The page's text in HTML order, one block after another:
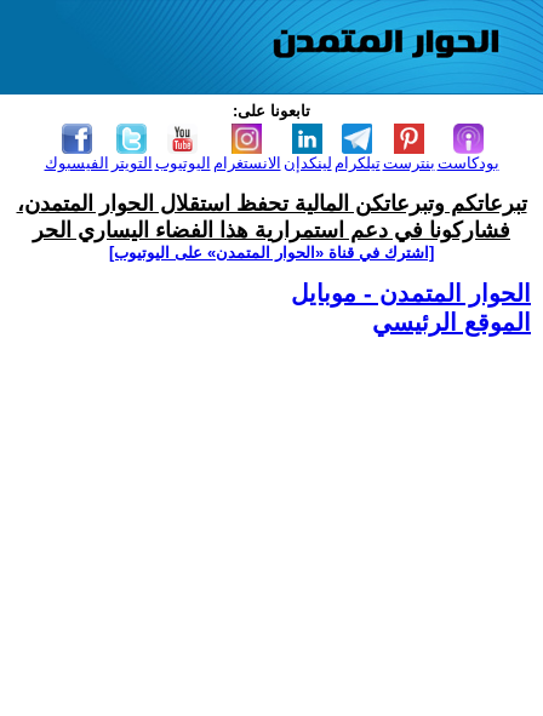
تابعونا على:
الفيسبوك التويتر اليوتيوب الانستغرام لينكدإن تيلكرامبنترست بودكاست
تبرعاتكم وتبرعاتكن المالية تحفظ استقلال الحوار المتمدن،
فشاركونا في دعم استمرارية هذا الفضاء اليساري الحر
[اشترك في قناة ‫«الحوار المتمدن» على اليوتيوب]
الحوار المتمدن - موبايل
الموقع الرئيسي